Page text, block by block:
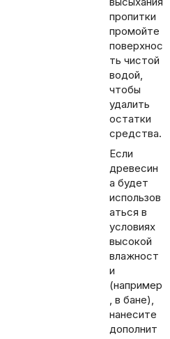
пропитки
промойте
поверхнос
ть чистой
водой,
чтобы
удалить
остатки
средства.
Если
древесин
а будет
использов
аться в
условиях
высокой
влажност
и
(например
, в бане),
нанесите
дополнит